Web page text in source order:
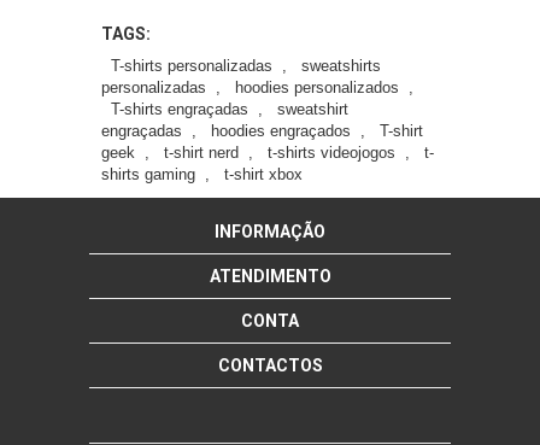
TAGS:
T-shirts personalizadas
sweatshirts
personalizadas
hoodies personalizados
T-shirts engraçadas
sweatshirt
engraçadas
hoodies engraçados
T-shirt
geek
t-shirt nerd t-shirts videojogos
t-
shirts gaming
t-shirt xbox
INFORMAÇÃO
ATENDIMENTO
CONTA
CONTACTOS